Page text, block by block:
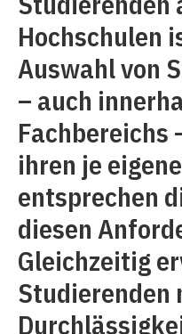
Hochschulen
Auswahl von
– auch
Fachbereichs
ihren je
entsprechen
diesen
Gleichzeitig
Studierenden